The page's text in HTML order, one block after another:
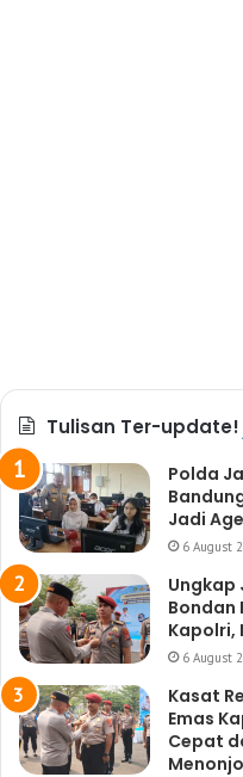
Tulisan Ter-update!
Polda
Jadi
6 August
Ungkap
Bondan
Kapolri,
6 August
Kasat
Emas
Cepat